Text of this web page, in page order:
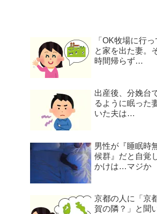
「OK牧場に行っ
と家を出た妻。
時間帰らず…
出産後、分娩台
るように眠った
いた夫は…
男性が『睡眠時
候群』だと自覚
かけは…マジか
京都の人に「京
賀の隣？」と聞